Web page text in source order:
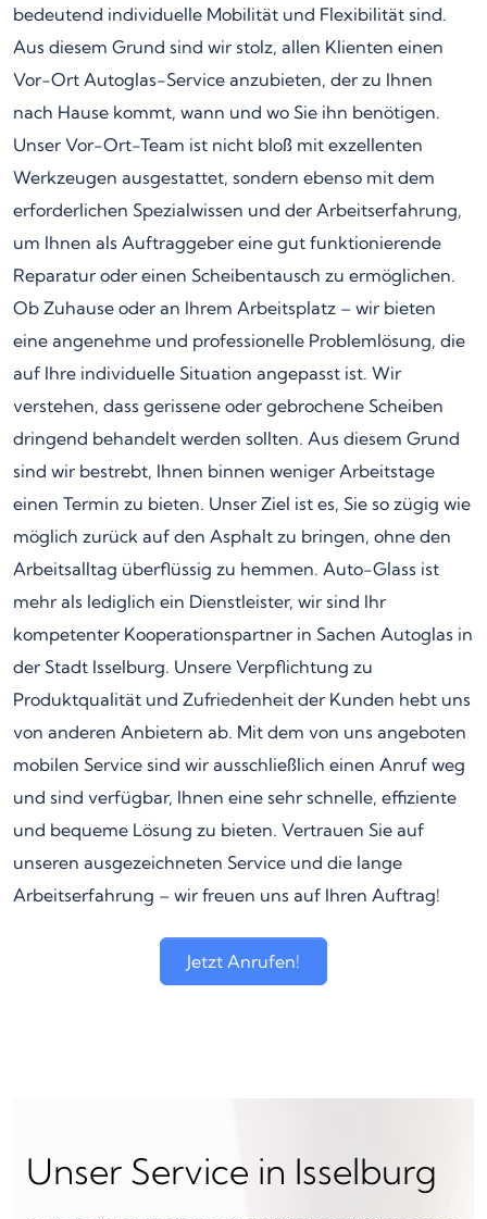
bedeutend individuelle Mobilität und Flexibilität sind.
Aus diesem Grund sind wir stolz, allen Klienten einen
Vor-Ort Autoglas-Service anzubieten, der zu Ihnen
nach Hause kommt, wann und wo Sie ihn benötigen.
Unser Vor-Ort-Team ist nicht bloß mit exzellenten
Werkzeugen ausgestattet, sondern ebenso mit dem
erforderlichen Spezialwissen und der Arbeitserfahrung,
um Ihnen als Auftraggeber eine gut funktionierende
Reparatur oder einen Scheibentausch zu ermöglichen.
Ob Zuhause oder an Ihrem Arbeitsplatz – wir bieten
eine angenehme und professionelle Problemlösung, die
auf Ihre individuelle Situation angepasst ist. Wir
verstehen, dass gerissene oder gebrochene Scheiben
dringend behandelt werden sollten. Aus diesem Grund
sind wir bestrebt, Ihnen binnen weniger Arbeitstage
einen Termin zu bieten. Unser Ziel ist es, Sie so zügig wie
möglich zurück auf den Asphalt zu bringen, ohne den
Arbeitsalltag überflüssig zu hemmen. Auto-Glass ist
mehr als lediglich ein Dienstleister, wir sind Ihr
kompetenter Kooperationspartner in Sachen Autoglas in
der Stadt Isselburg. Unsere Verpflichtung zu
Produktqualität und Zufriedenheit der Kunden hebt uns
von anderen Anbietern ab. Mit dem von uns angeboten
mobilen Service sind wir ausschließlich einen Anruf weg
und sind verfügbar, Ihnen eine sehr schnelle, effiziente
und bequeme Lösung zu bieten. Vertrauen Sie auf
unseren ausgezeichneten Service und die lange
Arbeitserfahrung – wir freuen uns auf Ihren Auftrag!
Jetzt Anrufen!
Unser Service in Isselburg